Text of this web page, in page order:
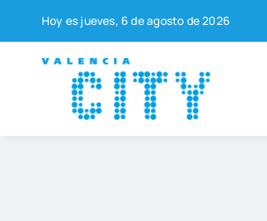
contenido
Hoy es jue­ves, 6 de agos­to de 2026